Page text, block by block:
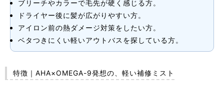
ブリーチやカラーで毛先が硬く感じる方。
ドライヤー後に髪が広がりやすい方。
アイロン前の熱ダメージ対策をしたい方。
ベタつきにくい軽いアウトバスを探している方。
特徴｜AHA×OMEGA-9発想の、軽い補修ミスト